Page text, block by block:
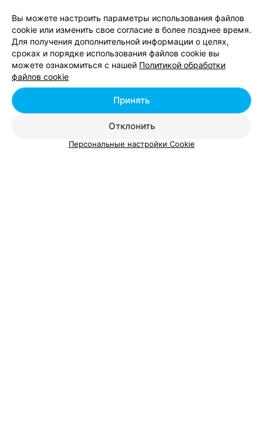
Веганские и вегетарианские заведения в
Витебске
Где отметить выпускной из детского сада в
Вы можете настроить параметры использования файлов
cookie или изменить свое согласие в более позднее время.
Для получения дополнительной информации о целях,
сроках и порядке использования файлов cookie вы
можете ознакомиться с нашей Политикой обработки
файлов cookie
Отклонить
Принять
Персональные настройки Cookie